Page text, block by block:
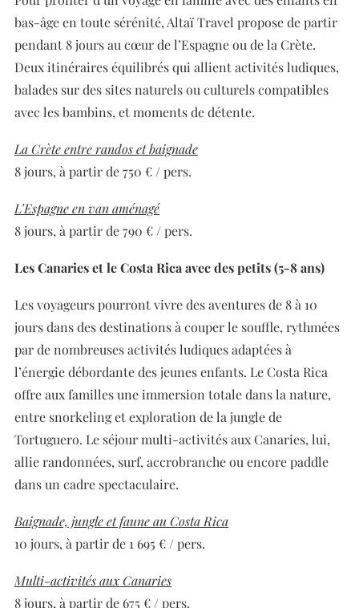
bas-âge en toute sérénité, Altaï Travel propose de partir
pendant 8 jours au cœur de l’Espagne ou de la Crète.
Deux itinéraires équilibrés qui allient activités ludiques,
balades sur des sites naturels ou culturels compatibles
avec les bambins, et moments de détente.
La Crète entre randos et baignade
8 jours, à partir de 750 € / pers.
L’Espagne en van aménagé
8 jours, à partir de 790 € / pers.
Les Canaries et le Costa Rica avec des petits (5-8 ans)
Les voyageurs pourront vivre des aventures de 8 à 10
jours dans des destinations à couper le souffle, rythmées
par de nombreuses activités ludiques adaptées à
l’énergie débordante des jeunes enfants. Le Costa Rica
offre aux familles une immersion totale dans la nature,
entre snorkeling et exploration de la jungle de
Tortuguero. Le séjour multi-activités aux Canaries, lui,
allie randonnées, surf, accrobranche ou encore paddle
dans un cadre spectaculaire.
Baignade, jungle et faune au Costa Rica
10 jours, à partir de 1 695 € / pers.
Multi-activités aux Canaries
8 jours, à partir de 675 € / pers.